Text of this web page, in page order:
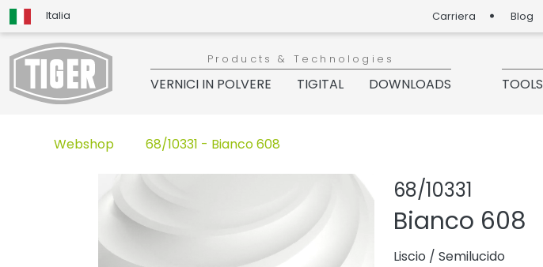
Italia Carriera Blog
Products & Technologies
VERNICI IN POLVERE TIGITAL DOWNLOADS TOOLS
Webshop 68/10331 - Bianco 608
68/10331
Bianco 608
Liscio /Semilucido